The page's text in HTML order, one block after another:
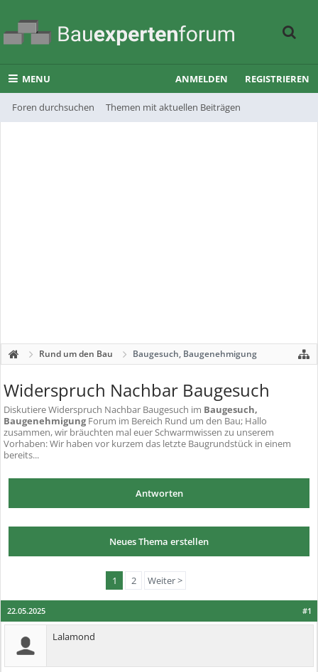
MENU
Foren durchsuchen Themen mit aktuellen Beiträgen
ANMELDEN REGISTRIEREN
Rund um den Bau Baugesuch, Baugenehmigung
Widerspruch Nachbar Baugesuch
DiskutiereWiderspruch Nachbar Baugesuch im Baugesuch,
Baugenehmigung Forum im Bereich Rund um den Bau; Hallo
zusammen, wir bräuchten mal euer Schwarmwissen zu unserem
Vorhaben: Wir haben vor kurzem das letzte Baugrundstück in einem
bereits...
Antworten
Neues Thema erstellen
1 2 Weiter >
#1
22.05.2025
Lalamond